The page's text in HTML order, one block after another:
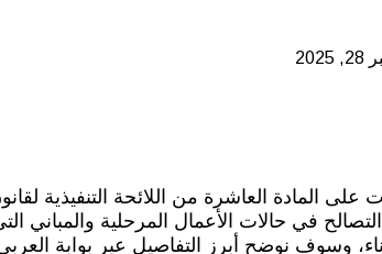
في حالات الأعمال المرحلية
وسوف نوضح أبرز التفاصيل عبر بوابة العربي